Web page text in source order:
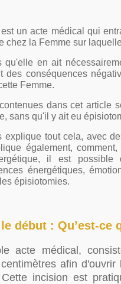
un acte médical qui
chez la Femme sur
en ait
des conséquences
Femme.
dans cet article
sans qu'il y ait eu
explique tout cela, avec
également,
il est
énergétiques,
épisiotomies.
début : Qu’est-ce
acte médical,
afin
incision est